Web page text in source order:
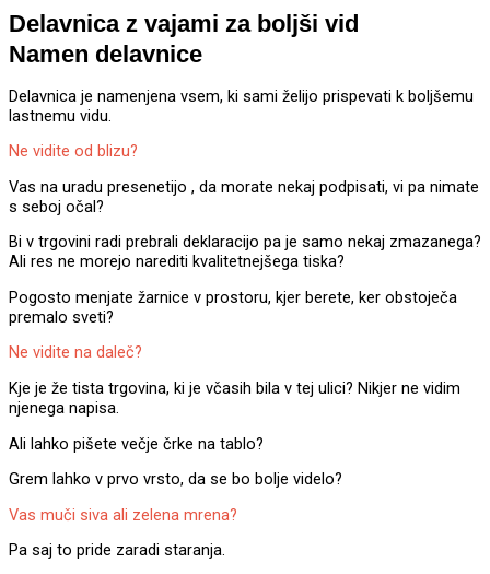
Delavnica z vajami za boljši vid
Namen delavnice
Delavnica je namenjena vsem, ki sami želijo prispevati k boljšemu
lastnemu vidu.
Ne vidite od blizu?
Vas na uradu presenetijo , da morate nekaj podpisati, vi pa nimate
s seboj očal?
Bi v trgovini radi prebrali deklaracijo pa je samo nekaj zmazanega?
Ali res ne morejo narediti kvalitetnejšega tiska?
Pogosto menjate žarnice v prostoru, kjer berete, ker obstoječa
premalo sveti?
Ne vidite na daleč?
Kje je že tista trgovina, ki je včasih bila v tej ulici? Nikjer ne vidim
njenega napisa.
Ali lahko pišete večje črke na tablo?
Grem lahko v prvo vrsto, da se bo bolje videlo?
Vas muči siva ali zelena mrena?
Pa saj to pride zaradi staranja.